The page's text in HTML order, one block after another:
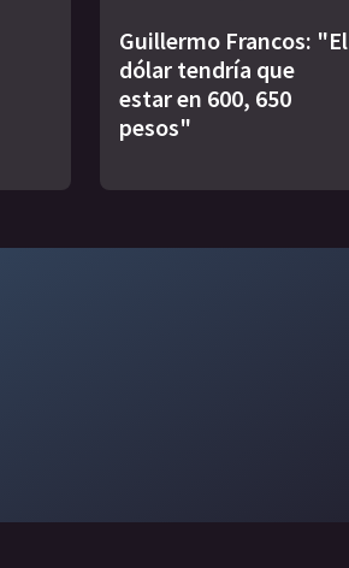
Guillermo Francos: "El
dólar tendría que
estar en 600, 650
pesos"